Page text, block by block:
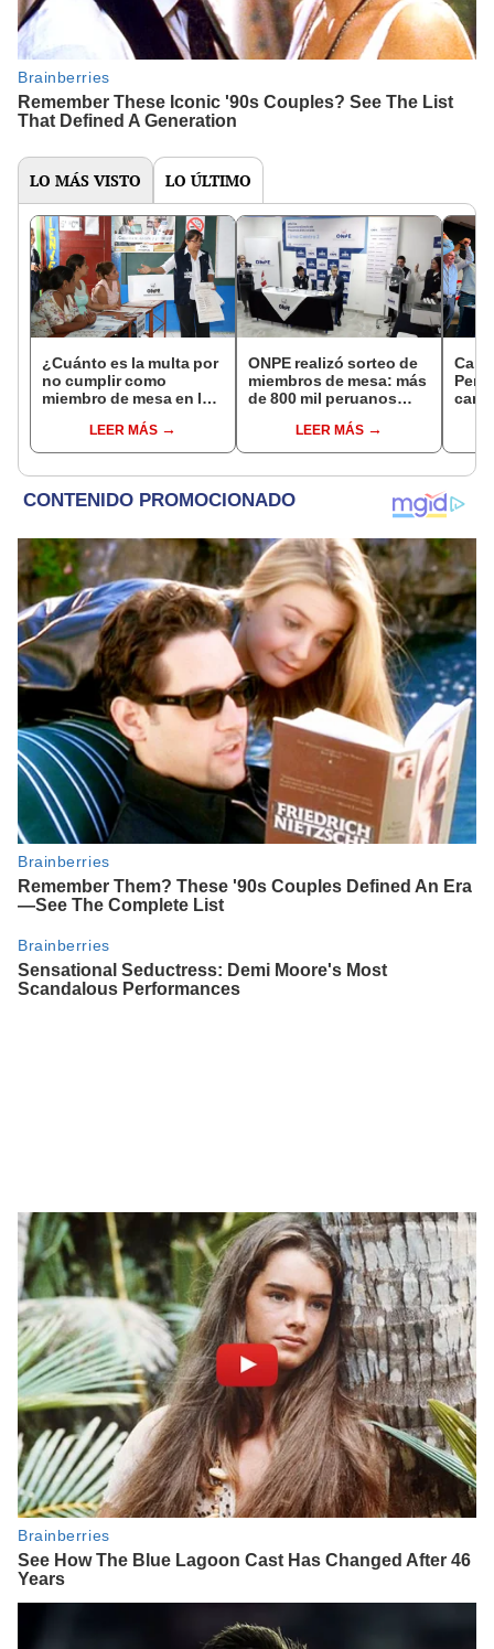
LO MÁS VISTO LO ÚLTIMO
¿Cuánto es la multa por
no cumplir como
miembro de mesa en las
y Municipales?
LEER MÁS
ONPE realizó sorteo de
miembros de mesa: más
de 800 mil peruanos
las Elecciones
Regionales y
LEER MÁS
Perú